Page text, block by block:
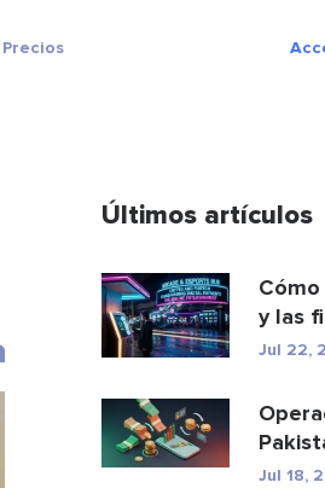
Precios
Últimos artículos
y las
los
Jul 22,
legal,
Jul 18,